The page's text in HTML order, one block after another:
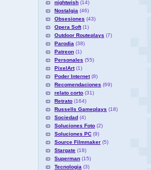
nightwish (14)
Nostalgia (46)
Obsesiones (43)
Opera Soft (1)
Outdoor Routeplays (7)
Parodia (38)
Patreon (1)
Personales (55)
PixelArt (1)
Poder Internet (8)
Recomendaciones (69)
relato corto (31)
Retrato (164)
Russells Gameplays (18)
Sociedad (4)
Soluciones Foto (2)
Soluciones PC (9)
Source Filmmaker (5)
Stargate (18)
Superman (15)
Tecnologia (3)